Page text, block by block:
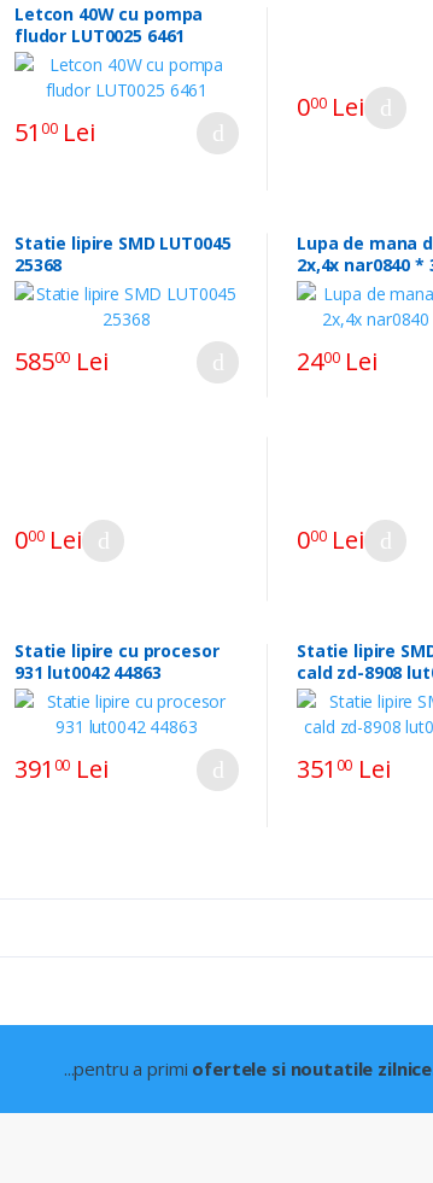
Letcon 40W cu pompa
fludor LUT0025 6461
51 00Lei
000Lei
Statie lipire SMD LUT0045
25368
58500 Lei
Lupa de mana
2x,4x nar0840
2400Lei
000Lei 000Lei
Statie lipire cu procesor
931 lut0042 44863
391 00 Lei
Statie lipire
cald zd-8908
351 00 Lei
...pentru a primi ofertele si noutatile